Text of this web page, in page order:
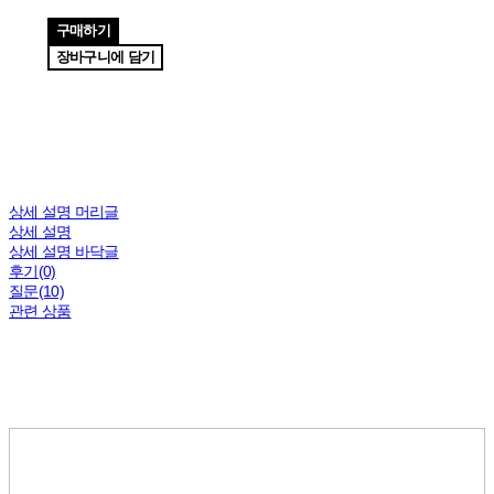
구매하기
장바구니에 담기
상세 설명 머리글
상세 설명
상세 설명 바닥글
후기(0)
질문(10)
관련 상품